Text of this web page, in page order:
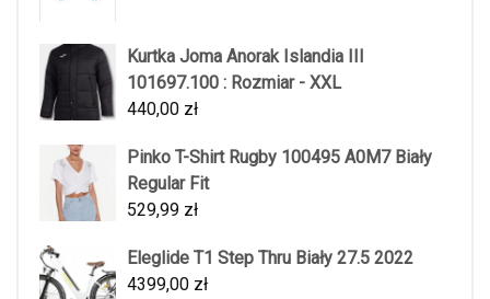
Kurtka Joma Anorak Islandia III
101697.100 : Rozmiar - XXL
440,00 zł
Pinko T-Shirt Rugby 100495 A0M7 Biały
Regular Fit
529,99 zł
Eleglide T1 Step Thru Biały 27.5 2022
4399,00 zł